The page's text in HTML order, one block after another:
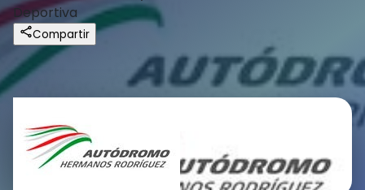
Deportiva
Compartir